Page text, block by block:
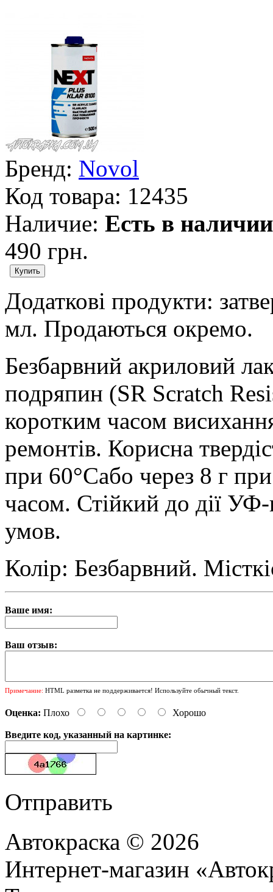
Бренд: Novol
Код товара: 12435
Наличие: Есть в наличии
490 грн.
Додаткові продукти:
мл. Продаються окремо.
Безбарвний акриловий
подряпин (SR Scratch
коротким часом
ремонтів. Корисна
при 60°Cабо через 8 г
часом. Стійкий до дії
умов.
Колір: Безбарвний.
Ваше имя:
Ваш отзыв:
Примечание: HTML разметка не поддерживается! Используйте обычный текст.
Оценка: Плохо Хорошо
Введите код, указанный на картинке:
Отправить
Автокраска © 2026
Интернет-магазин